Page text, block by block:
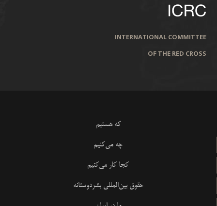
INTERNATIONAL COMMITTEE
OF THE RED CROSS
که هستیم
چه می‌کنیم
کجا کار می‌کنیم
حقوق بین‌المللی بشردوستانه